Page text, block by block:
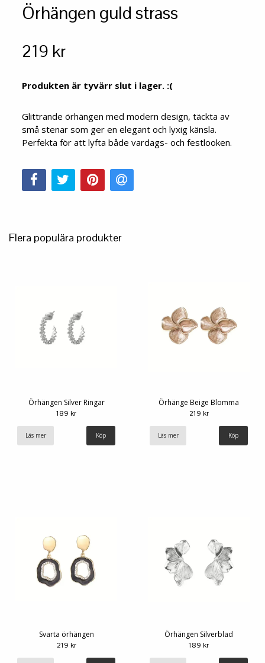
Örhängen guld strass
219 kr
Produkten är tyvärr slut i lager. :(
Glittrande örhängen med modern design, täckta av
små stenar som ger en elegant och lyxig känsla.
Perfekta för att lyfta både vardags- och festlooken.
Flera populära produkter
Örhängen Silver Ringar
189 kr
Läs mer
Örhänge Beige Blomma
219 kr
Läs mer
Svarta örhängen
219 kr
Örhängen Silverblad
189 kr